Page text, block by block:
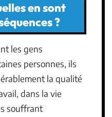
en sont
?
les gens
personnes, ils
la qualité
dans la vie
souffrant